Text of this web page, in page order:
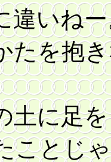
違いね
たを抱
土に足
ことじ